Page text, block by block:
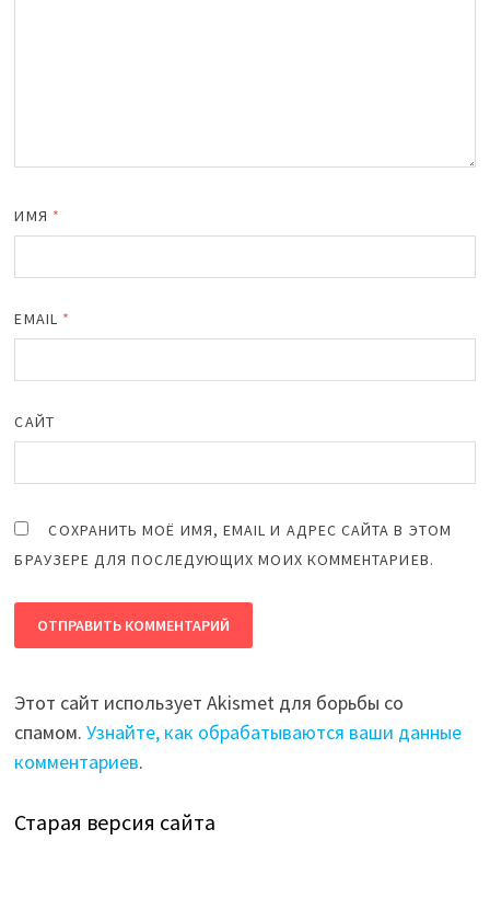
ИМЯ *
EMAIL *
САЙТ
СОХРАНИТЬ МОЁ ИМЯ, EMAIL И АДРЕС САЙТА В ЭТОМ
БРАУЗЕРЕ ДЛЯ ПОСЛЕДУЮЩИХ МОИХ КОММЕНТАРИЕВ.
Этот сайт использует Akismet для борьбы со
спамом.Узнайте, как обрабатываются ваши данные
комментариев.
Старая версия сайта